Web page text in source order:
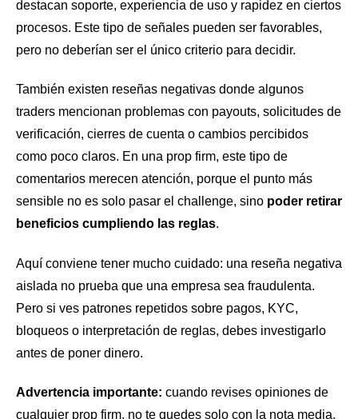
destacan soporte, experiencia de uso y rapidez en ciertos
procesos. Este tipo de señales pueden ser favorables,
pero no deberían ser el único criterio para decidir.
También existen reseñas negativas donde algunos
traders mencionan problemas con payouts, solicitudes de
verificación, cierres de cuenta o cambios percibidos
como poco claros. En una prop firm, este tipo de
comentarios merecen atención, porque el punto más
sensible no es solo pasar el challenge, sino poder retirar
beneficios cumpliendo las reglas.
Aquí conviene tener mucho cuidado: una reseña negativa
aislada no prueba que una empresa sea fraudulenta.
Pero si ves patrones repetidos sobre pagos, KYC,
bloqueos o interpretación de reglas, debes investigarlo
antes de poner dinero.
Advertencia importante: cuando revises opiniones de
cualquier prop firm, no te quedes solo con la nota media.